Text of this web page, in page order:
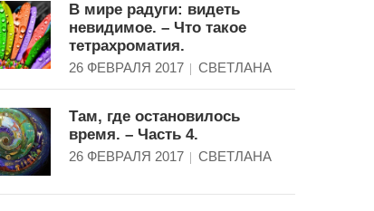
В мире радуги: видеть
невидимое. – Что такое
тетрахроматия.
26 ФЕВРАЛЯ 2017 СВЕТЛАНА
Там, где остановилось
время. – Часть 4.
26 ФЕВРАЛЯ 2017 СВЕТЛАНА